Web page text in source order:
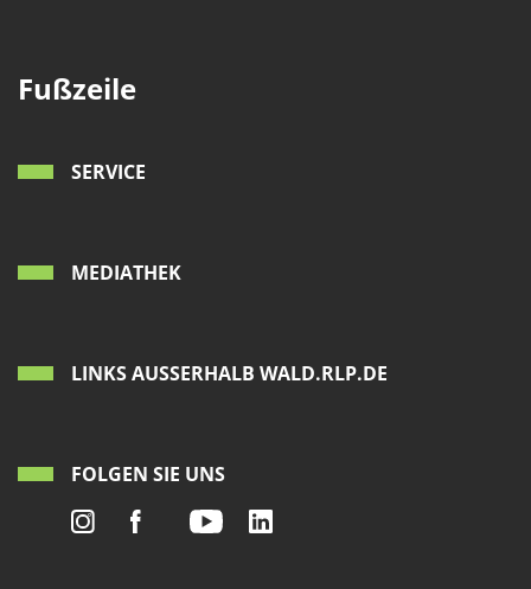
Fußzeile
SERVICE
MEDIATHEK
LINKS AUSSERHALB WALD.RLP.DE
FOLGEN SIE UNS